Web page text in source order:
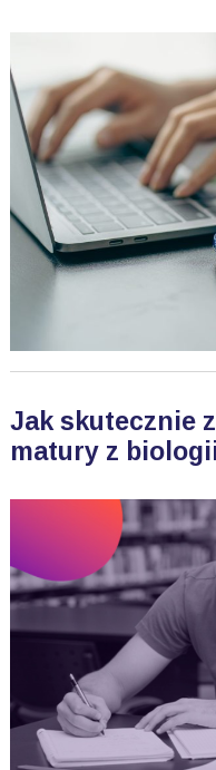
Jak skutecznie
matury z